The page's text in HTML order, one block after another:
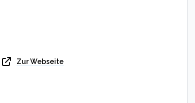
Zur Webseite